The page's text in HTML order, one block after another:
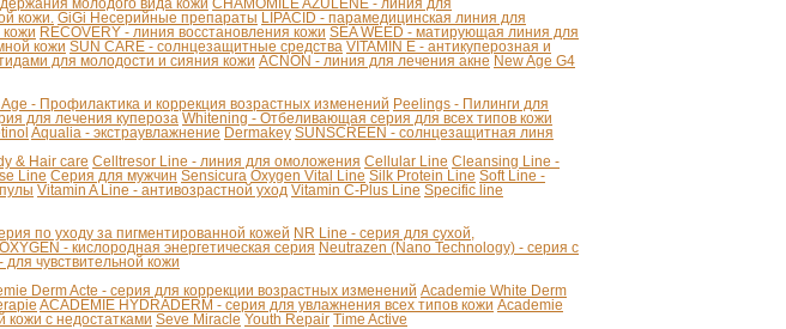
молодого вида кожи CHAMOMILE AZULENE - линия для
кожи. GiGi Несерийные препараты LIPACID - парамедицинская линия для
кожи RECOVERY - линия восстановления кожи SEA WEED - матирующая линия для
кожи SUN CARE - солнцезащитные средства VITAMIN E - антикуперозная и
для молодости и сияния кожи ACNON - линия для лечения акне New Age G4
- Профилактика и коррекция возрастных изменений Peelings - Пилинги для
для лечения купероза Whitening - Отбеливающая серия для всех типов кожи
Aqualia - экстраувлажнение Dermakey SUNSCREEN - солнцезащитная линя
& Hair care Celltresor Line - линия для омоложения Cellular Line Cleansing Line -
Line Серия для мужчин Sensicura Oxygen Vital Line Silk Protein Line Soft Line -
Vitamin A Line - антивозрастной уход Vitamin C-Plus Line Specific line
по уходу за пигментированной кожей NR Line - серия для сухой,
OXYGEN - кислородная энергетическая серия Neutrazen (Nano Technology) - серия с
для чувствительной кожи
Derm Acte - серия для коррекции возрастных изменений Academie White Derm
ACADEMIE HYDRADERM - серия для увлажнения всех типов кожи Academie
кожи с недостатками Seve Miracle Youth Repair Time Active